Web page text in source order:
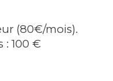
(80€/mois).
: 100 €